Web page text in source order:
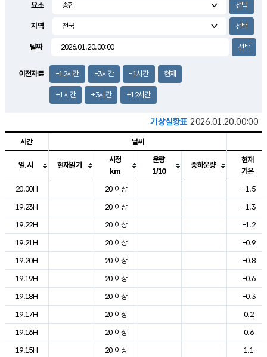
3.4m/s
요소
지역
날짜
이전자료 -12시간 -3시간 -1시간 현재
+1시간 +3시간 +12시간
기상실황표 2026.01.20.00:00
도시별 기상실황표로 지점, 날씨, 기온, 강수, 바람, 기압등을 안내한 표입
시간 날씨
일.시 현재일기
시정
km
운량
1/10
중하운량
현재
기온
20.00H
20 이상
-1.5
19.23H
20 이상
-1.3
19.22H
20 이상
-1.2
19.21H
20 이상
-0.9
19.20H
20 이상
-0.8
19.19H
20 이상
-0.6
19.18H
20 이상
-0.3
19.17H
20 이상
0.2
19.16H
20 이상
0.6
19.15H
20 이상
1.1